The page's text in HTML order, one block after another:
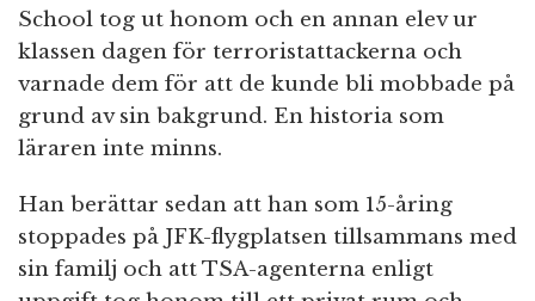
School tog ut honom och en annan elev ur
klassen dagen för terroristattackerna och
varnade dem för att de kunde bli mobbade på
grund av sin bakgrund. En historia som
läraren inte minns.
Han berättar sedan att han som 15-åring
stoppades på JFK-flygplatsen tillsammans med
sin familj och att TSA-agenterna enligt